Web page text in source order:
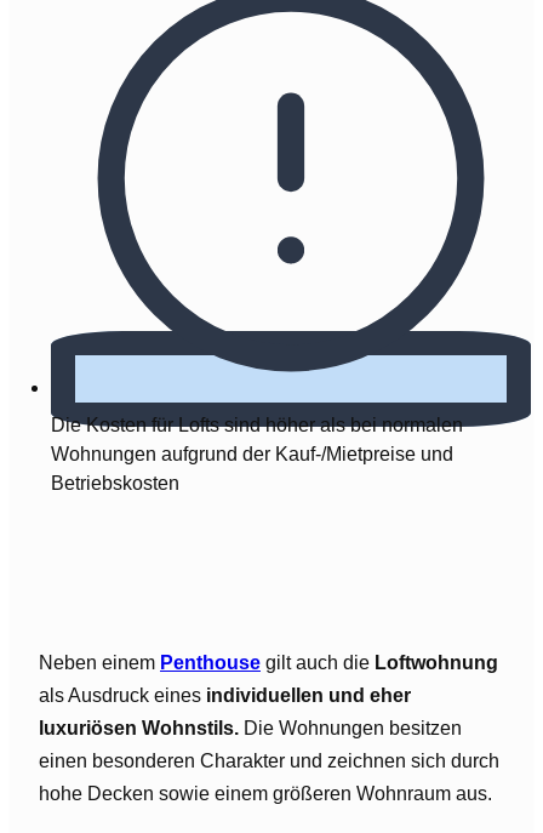
Die Kosten für Lofts sind höher als bei normalen
Wohnungen aufgrund der Kauf-/Mietpreise und
Betriebskosten
Neben einem Penthouse gilt auch die Loftwohnung
als Ausdruck eines individuellen und eher
luxuriösen Wohnstils. Die Wohnungen besitzen
einen besonderen Charakter und zeichnen sich durch
hohe Decken sowie einem größeren Wohnraum aus.